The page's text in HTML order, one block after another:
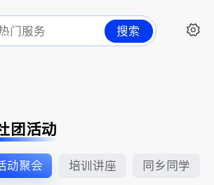
搜索
团活动
动聚会 培训讲座 同乡同学